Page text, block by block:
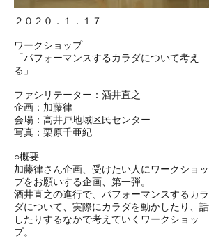
２０２０．１．１７
ワークショップ
「パフォーマンスするカラダについて考え
る」
ファシリテーター：酒井直之
企画：加藤律
会場：高井戸地域区民センター
写真：栗原千亜紀
○概要
加藤律さん企画、受けたい人にワークショッ
プをお願いする企画、第一弾。
酒井直之の進行で、パフォーマンスするカラ
ダについて、実際にカラダを動かしたり、話
したりするなかで考えていくワークショッ
プ。